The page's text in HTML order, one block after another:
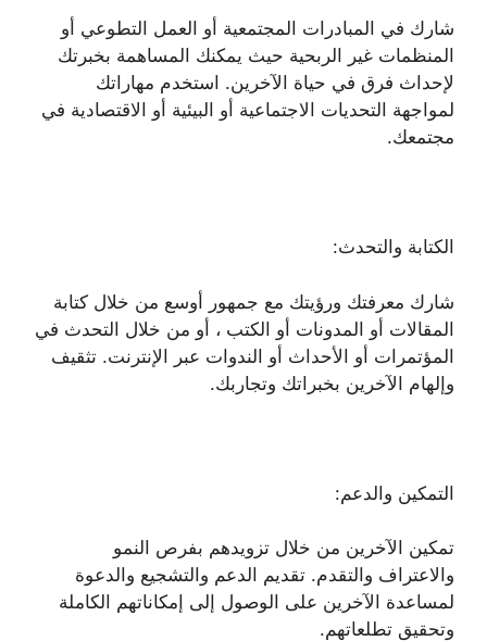
شارك في المبادرات المجتمعية أو العمل التطوعي أو
المنظمات غير الربحية حيث يمكنك المساهمة بخبرتك
لإحداث فرق في حياة الآخرين. استخدم مهاراتك
لمواجهة التحديات الاجتماعية أو البيئية أو الاقتصادية في
مجتمعك.
الكتابة والتحدث:
شارك معرفتك ورؤيتك مع جمهور أوسع من خلال كتابة
المقالات أو المدونات أو الكتب ، أو من خلال التحدث في
المؤتمرات أو الأحداث أو الندوات عبر الإنترنت. تثقيف
وإلهام الآخرين بخبراتك وتجاربك.
التمكين والدعم:
تمكين الآخرين من خلال تزويدهم بفرص النمو
والاعتراف والتقدم. تقديم الدعم والتشجيع والدعوة
لمساعدة الآخرين على الوصول إلى إمكاناتهم الكاملة
وتحقيق تطلعاتهم.